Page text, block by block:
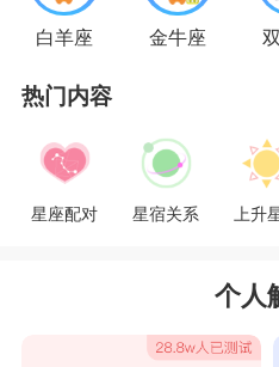
坚持到底，无论是粗茶
但她们很理性很细心，不
家庭照顾的很好，和水瓶
到轻松，会少一些生活
乐，不会有负能量。
白羊座 金牛座
热门内容
星座配对 星宿关系 上升
个人